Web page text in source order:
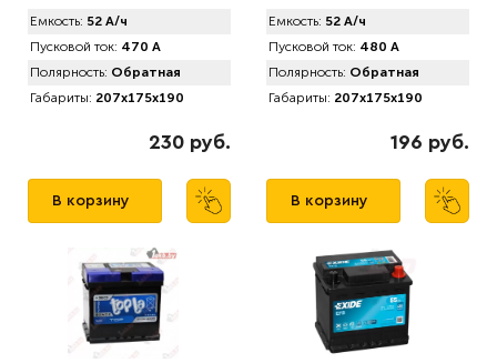
Емкость: 52 А/ч
Пусковой ток: 470 А
Полярность: Обратная
Габариты: 207x175x190
230 руб.
В корзину
Емкость: 52 А/ч
Пусковой ток: 480 А
Полярность: Обратная
Габариты: 207x175x190
196 руб.
В корзину